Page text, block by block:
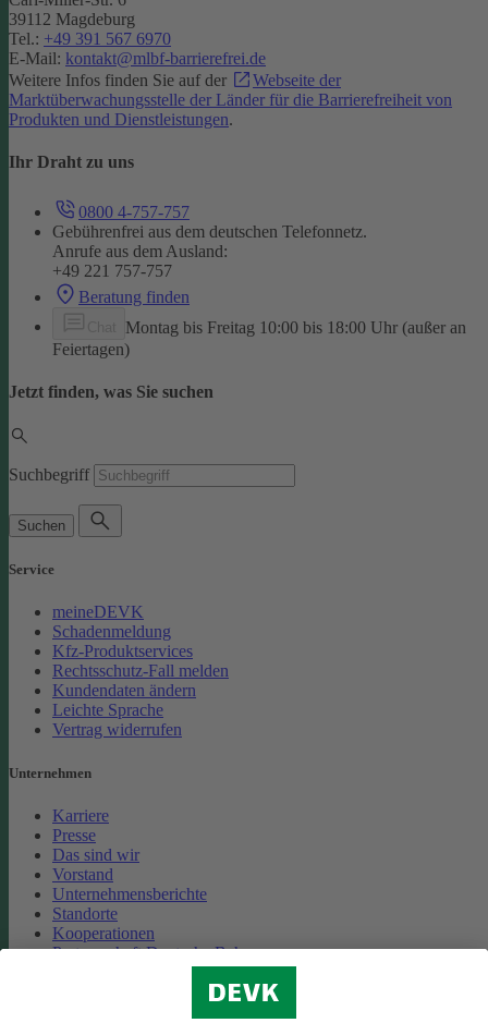
39112 Magdeburg
Tel.: +49 391 567 6970
E-Mail: kontakt@mlbf-barrierefrei.de
Weitere Infos finden Sie auf der
Webseite der
Marktüberwachungsstelle der Länder für die Barrierefreiheit von
Produkten und Dienstleistungen.
Ihr Draht zu uns
0800 4-757-757
Gebührenfrei aus dem deutschen Telefonnetz.
Anrufe aus dem Ausland:
+49 221 757-757
Beratung finden
Montag bis Freitag 10:00 bis 18:00 Uhr (außer an
Feiertagen)
Jetzt finden, was Sie suchen
Suchbegriff
Suchen
Service
meineDEVK
Schadenmeldung
Kfz-Produktservices
Rechtsschutz-Fall melden
Kundendaten ändern
Leichte Sprache
Vertrag widerrufen
Unternehmen
Karriere
Presse
Das sind wir
Vorstand
Unternehmensberichte
Standorte
Kooperationen
Partnerschaft Deutsche Bahn